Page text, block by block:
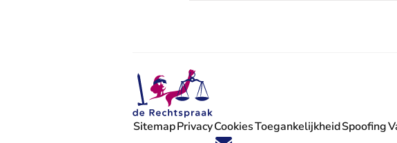
SitemapPrivacyCookiesToegankelijkheidSpoofing -